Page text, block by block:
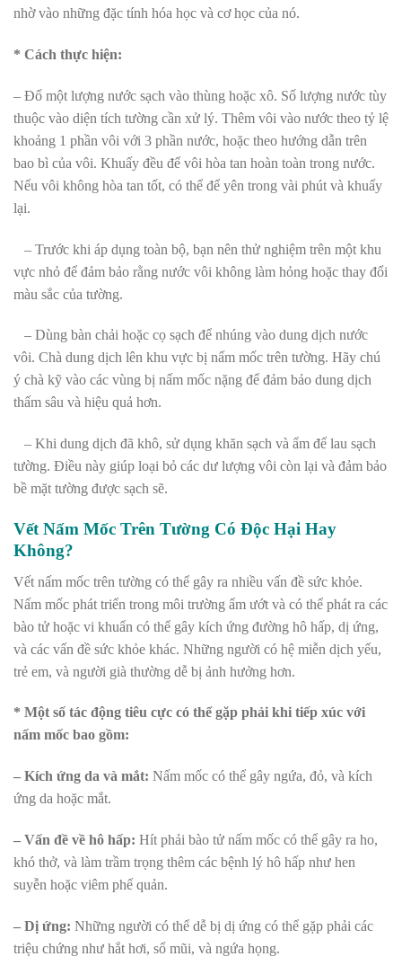
nhờ vào những đặc tính hóa học và cơ học của nó.
* Cách thực hiện:
– Đổ một lượng nước sạch vào thùng hoặc xô. Số lượng nước tùy
thuộc vào diện tích tường cần xử lý. Thêm vôi vào nước theo tỷ lệ
khoảng 1 phần vôi với 3 phần nước, hoặc theo hướng dẫn trên
bao bì của vôi. Khuấy đều để vôi hòa tan hoàn toàn trong nước.
Nếu vôi không hòa tan tốt, có thể để yên trong vài phút và khuấy
lại.
– Trước khi áp dụng toàn bộ, bạn nên thử nghiệm trên một khu
vực nhỏ để đảm bảo rằng nước vôi không làm hỏng hoặc thay đổi
màu sắc của tường.
– Dùng bàn chải hoặc cọ sạch để nhúng vào dung dịch nước
vôi. Chà dung dịch lên khu vực bị nấm mốc trên tường. Hãy chú
ý chà kỹ vào các vùng bị nấm mốc nặng để đảm bảo dung dịch
thấm sâu và hiệu quả hơn.
– Khi dung dịch đã khô, sử dụng khăn sạch và ẩm để lau sạch
tường. Điều này giúp loại bỏ các dư lượng vôi còn lại và đảm bảo
bề mặt tường được sạch sẽ.
Vết Nấm Mốc Trên Tường Có Độc Hại Hay
Không?
Vết nấm mốc trên tường có thể gây ra nhiều vấn đề sức khỏe.
Nấm mốc phát triển trong môi trường ẩm ướt và có thể phát ra các
bào tử hoặc vi khuẩn có thể gây kích ứng đường hô hấp, dị ứng,
và các vấn đề sức khỏe khác. Những người có hệ miễn dịch yếu,
trẻ em, và người già thường dễ bị ảnh hưởng hơn.
* Một số tác động tiêu cực có thể gặp phải khi tiếp xúc với
nấm mốc bao gồm:
– Kích ứng da và mắt: Nấm mốc có thể gây ngứa, đỏ, và kích
ứng da hoặc mắt.
– Vấn đề về hô hấp: Hít phải bào tử nấm mốc có thể gây ra ho,
khó thở, và làm trầm trọng thêm các bệnh lý hô hấp như hen
suyễn hoặc viêm phế quản.
– Dị ứng: Những người có thể dễ bị dị ứng có thể gặp phải các
triệu chứng như hắt hơi, sổ mũi, và ngứa họng.